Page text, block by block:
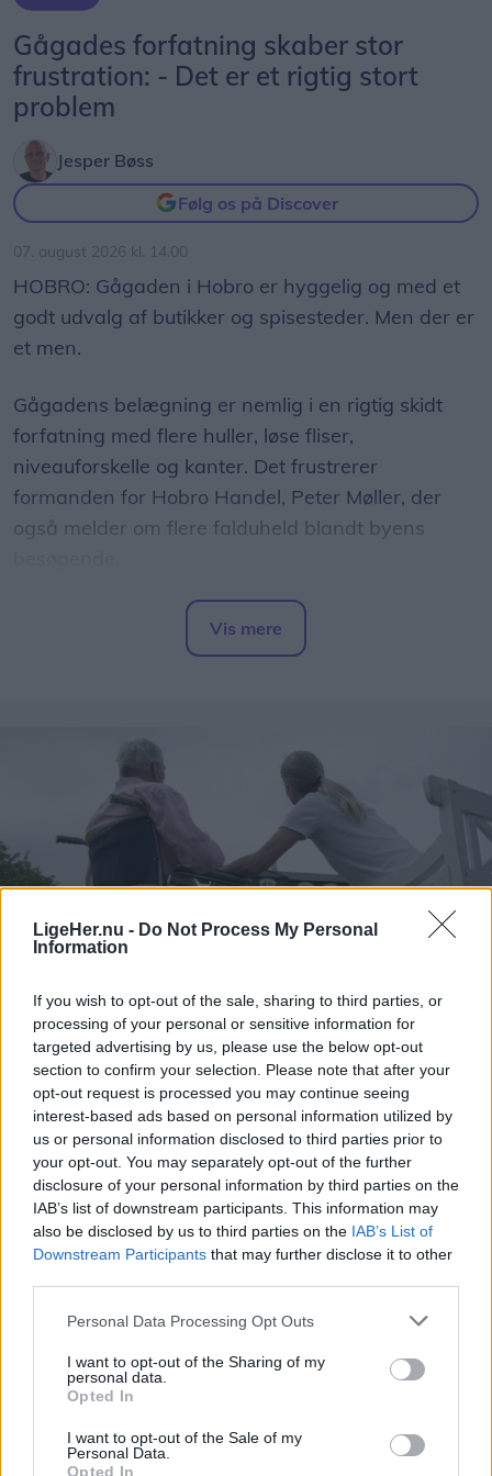
LigeHer.nu - Do Not Process My Personal
Information
If you wish to opt-out of the sale, sharing to third parties, or
processing of your personal or sensitive information for
targeted advertising by us, please use the below opt-out
section to confirm your selection. Please note that after your
opt-out request is processed you may continue seeing
interest-based ads based on personal information utilized by
us or personal information disclosed to third parties prior to
your opt-out. You may separately opt-out of the further
disclosure of your personal information by third parties on the
IAB’s list of downstream participants. This information may
also be disclosed by us to third parties on the IAB’s List of
Downstream Participants that may further disclose it to other
Personal Data Processing Opt Outs
I want to opt-out of the Sharing of my
personal data.
Opted In
I want to opt-out of the Sale of my
Personal Data.
Opted In
Gågades forfatning skaber stor
frustration: - Det er et rigtig stort
problem
Jesper Bøss
Følg os på Discover
07. august 2026 kl. 14.00
HOBRO: Gågaden i Hobro er hyggelig og med et
godt udvalg af butikker og spisesteder. Men der er
et men.
Gågadens belægning er nemlig i en rigtig skidt
forfatning med flere huller, løse fliser,
niveauforskelle og kanter. Det frustrerer
formanden for Hobro Handel, Peter Møller, der
også melder om flere falduheld blandt byens
- Det er et rigtigt stort problem, hvor der i år har
været et par større uheld med kunder, der er
en række små dagligdagsepisoder, hvor ældre
snubler og får hudafskrabninger. Simpelthen fordi
de bliver overrasket af en løs flise, en skarp kant
eller en niveauforskel. Det er på ingen måde
optimalt, lyder det fra Peter Møller.
- Problemet har stået på i flere år, hvor vi har haft
Mariagerfjord Kommune. Vi tager dem da også
jævnligt med på en tur i gågaden, så de med egne
øjne kan se problemerne. Men det er som om, at
der ikke sker noget. Sådan føler vi det i hvert fald,
Vis mere
Mennesker
Store kommunale forskelle i
forekomsten af demens i Nordjylland
Lokalredaktionen
Følg os på Discover
09. august 2026 kl. 11.00
NORDJYLLAND: Region Nordjylland har den
borgere i Danmark. Inden for regionen er der dog
store forskelle.
med demens, mens Jammerbugt Kommune har